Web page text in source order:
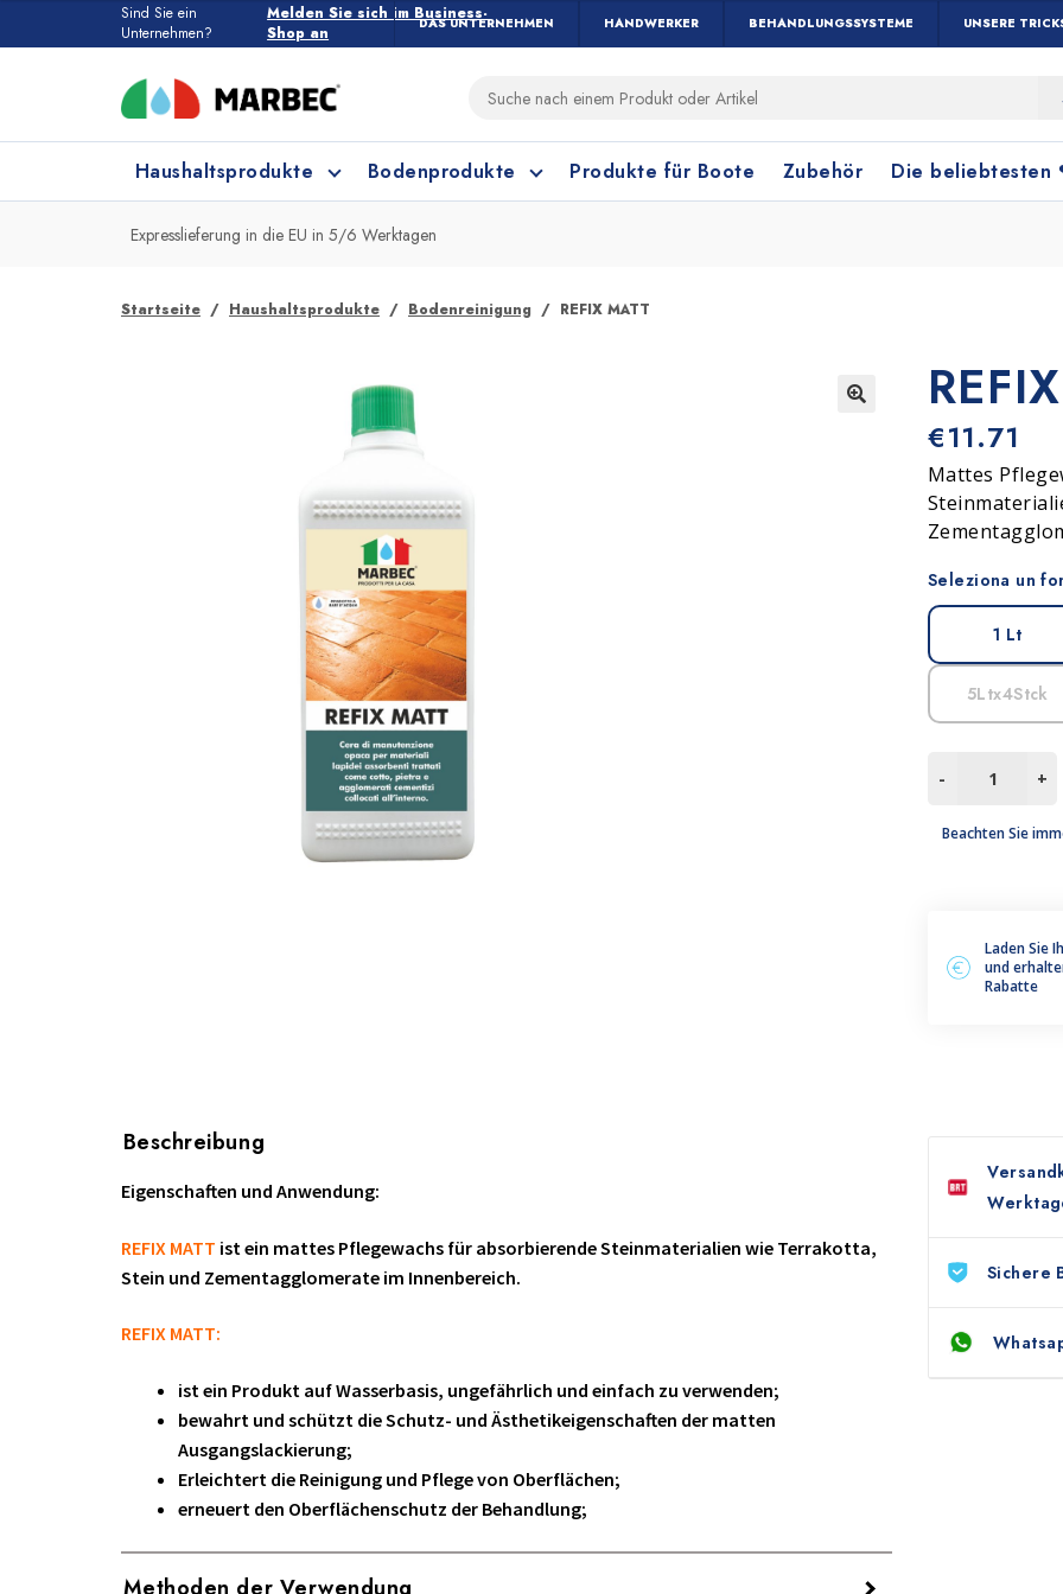
Sind Sie ein
Unternehmen?
Melden Sie sich im Business-
Shop an
DAS UNTERNEHMEN HANDWERKER BEHANDLUNGSSYSTEME UNSERE
Haushaltsprodukte
Haushaltsprodukte
Küchenreinigung Bodenreinigung
Badreinigung
Bodenprodukte
Alle Bodenprodukte
Feinsteinzeug und Keramik Terrakottafliese
Körner und Zement
Produkte für Boote Zubehör Die beliebtesten
Expresslieferung in die EU in 5/6 Werktagen
Startseite Haushaltsprodukte Bodenreinigung REFIX MATT
€11.71
Mattes
Seleziona un
1 Lt
5Ltx4Stck
-
Menge
+
Beachten Sie
Laden Sie
und
Rabatte
Beschreibung
Eigenschaften und Anwendung:
REFIX MATT ist ein mattes Pflegewachs für absorbierende Steinmaterialien wie Terrakotta,
Stein und Zementagglomerate im Innenbereich.
REFIX MATT:
ist ein Produkt auf Wasserbasis, ungefährlich und einfach zu verwenden;
bewahrt und schützt die Schutz- und Ästhetikeigenschaften der matten
Ausgangslackierung;
Erleichtert die Reinigung und Pflege von Oberflächen;
erneuert den Oberflächenschutz der Behandlung;
Sichere